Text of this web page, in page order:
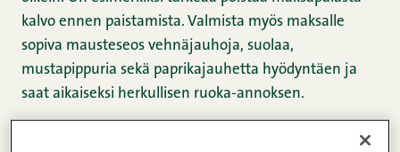
kalvo ennen paistamista. Valmista myös maksalle
sopiva mausteseos vehnäjauhoja, suolaa,
mustapippuria sekä paprikajauhetta hyödyntäen ja
saat aikaiseksi herkullisen ruoka-annoksen.